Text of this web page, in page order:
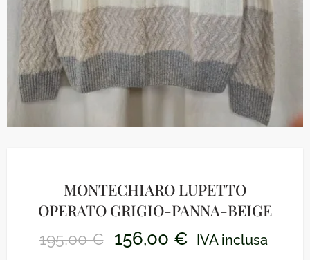
MONTECHIARO LUPETTO
OPERATO GRIGIO-PANNA-BEIGE
195,00€ 156,00 € IVA inclusa